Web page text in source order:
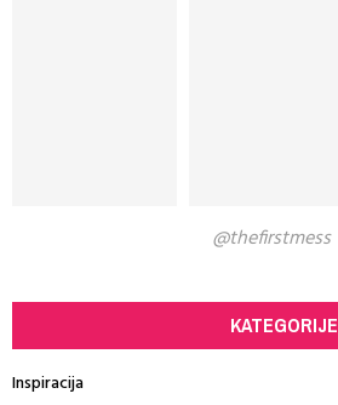
@thefirstmess
KATEGORIJE
Inspiracija